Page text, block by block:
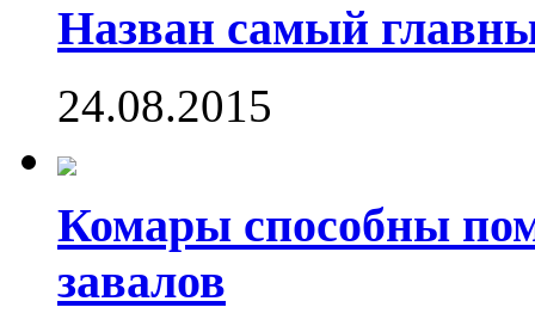
Назван самый
24.08.2015
Комары способны
завалов